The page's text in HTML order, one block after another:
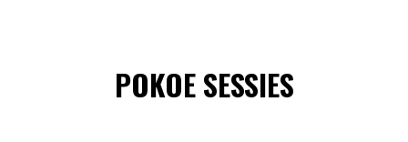
POKOE SESSIES